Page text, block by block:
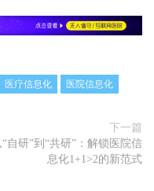
医疗信息化 医院信息化
下一篇
“自研”到“共研”：解锁医院信
息化1+1>2的新范式